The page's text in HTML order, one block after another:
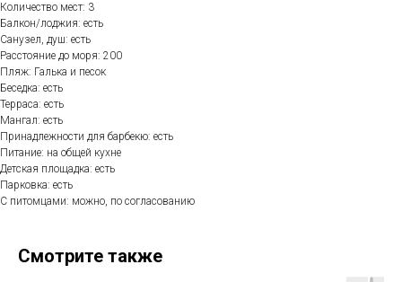
Количество мест: 3
Балкон/лоджия: есть
Санузел, душ: есть
Расстояние до моря: 200
Пляж: Галька и песок
Беседка: есть
Терраса: есть
Мангал: есть
Принадлежности для барбекю: есть
Питание: на общей кухне
Детская площадка: есть
Парковка: есть
С питомцами: можно, по согласованию
Смотрите также